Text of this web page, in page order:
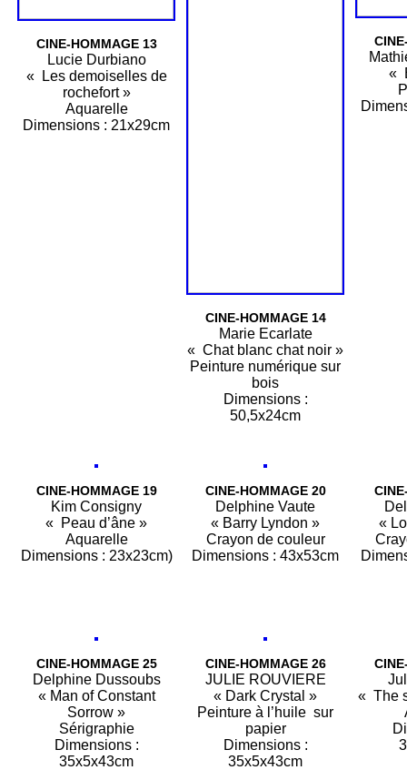
CINE-HOMMAGE 13
Lucie Durbiano
« Les demoiselles de
rochefort »
Aquarelle
Dimensions : 21x29cm
CINE-HOMMAGE 14
Marie Ecarlate
« Chat blanc chat noir »
Peinture numérique sur
bois
Dimensions :
50,5x24cm
«
CINE-HOMMAGE 19
Kim Consigny
« Peau d’âne »
Aquarelle
Dimensions : 23x23cm)
CINE-HOMMAGE 20
Delphine Vaute
« Barry Lyndon »
Crayon de couleur
Dimensions : 43x53cm
«
CINE-HOMMAGE 25
Delphine Dussoubs
« Man of Constant
Sorrow »
Sérigraphie
Dimensions :
35x5x43cm
CINE-HOMMAGE 26
JULIE ROUVIERE
« Dark Crystal »
Peinture à l’huile sur
papier
Dimensions :
35x5x43cm
« The